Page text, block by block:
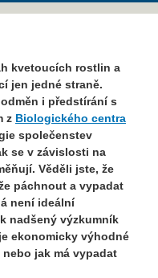
kvetoucích rostlin a
jen jedné straně.
i předstírání s
z Biologického centra
společenstev
se v závislosti na
Věděli jste, že
páchnout a vypadat
není ideální
nadšený výzkumník
ekonomicky výhodné
jak má vypadat